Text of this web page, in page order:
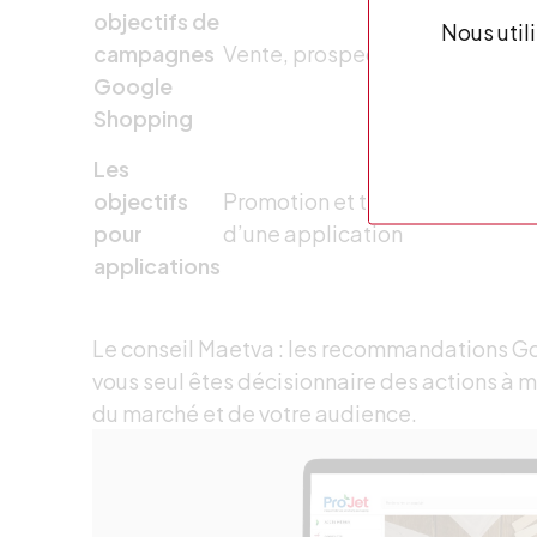
Nous
objectifs de
campagnes
Google
Shopping
Vente, prospection, trafic en
Les
objectifs
pour
applications
Promotion et téléchargement
d’une application
Le conseil Maetva : les recommandations
vous seul êtes décisionnaire des actions à
du marché et de votre audience.